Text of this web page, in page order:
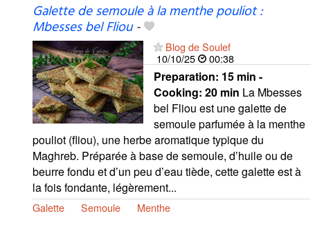
Galette de semoule à la menthe pouliot :
Mbesses bel Fliou-
Blog de Soulef
10/10/25
00:38
Preparation: 15 min -
Cooking: 20 min La Mbesses
bel Fliou est une galette de
semoule parfumée à la menthe
pouliot (fliou), une herbe aromatique typique du
Maghreb. Préparée à base de semoule, d’huile ou de
beurre fondu et d’un peu d’eau tiède, cette galette est à
la fois fondante, légèrement...
Galette Semoule Menthe